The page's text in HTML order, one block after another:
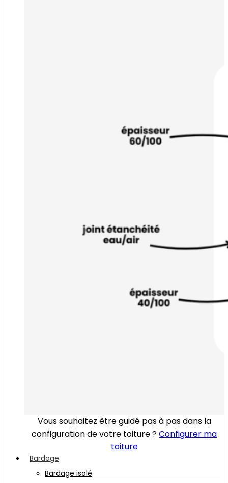
Vous souhaitez être guidé pas à pas dans la
configuration de votre toiture ?Configurer ma
toiture
Bardage
Bardage isolé